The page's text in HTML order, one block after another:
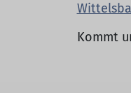
Kommt